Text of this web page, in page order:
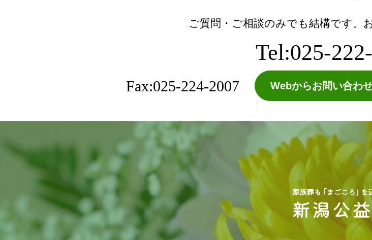
ご質問・ご相談のみでも結構です。
Tel:025-
Fax:025-224-2007 Webからお問い合わ